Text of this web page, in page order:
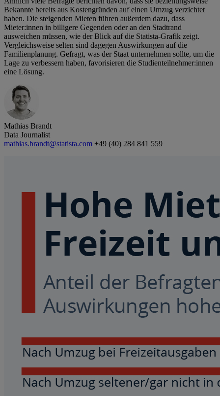
Bekannte bereits aus Kostengründen auf einen Umzug verzichtet
haben. Die steigenden Mieten führen außerdem dazu, dass
Mieter:innen in billigere Gegenden oder an den Stadtrand
ausweichen müssen, wie der Blick auf die Statista-Grafik zeigt.
Vergleichsweise selten sind dagegen Auswirkungen auf die
Familienplanung. Gefragt, was der Staat unternehmen sollte, um die
Lage zu verbessern haben, favorisieren die Studienteilnehmer:innen
eine Lösung.
Mathias Brandt
Data Journalist
mathias.brandt@statista.com +49 (40) 284 841 559